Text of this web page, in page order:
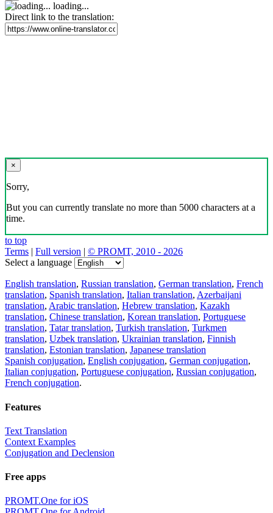
loading...
Direct link to the translation:
×
Sorry,
But you can currently translate no more than 5000 characters at a
time.
to top
Terms | Full version | © PROMT, 2010 - 2026
Select a language
English translation, Russian translation, German translation, French
translation, Spanish translation, Italian translation, Azerbaijani
translation, Arabic translation, Hebrew translation, Kazakh
translation, Chinese translation, Korean translation, Portuguese
translation, Tatar translation, Turkish translation, Turkmen
translation, Uzbek translation, Ukrainian translation, Finnish
translation, Estonian translation, Japanese translation
Spanish conjugation, English conjugation, German conjugation,
Italian conjugation, Portuguese conjugation, Russian conjugation,
French conjugation.
Features
Text Translation
Context Examples
Conjugation and Declension
Free apps
PROMT.One for iOS